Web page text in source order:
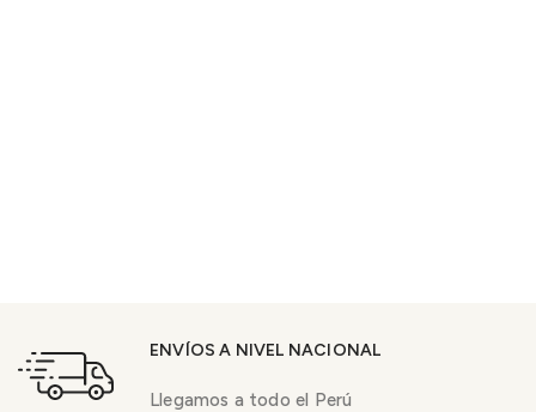
ENVÍOS A NIVEL NACIONAL
Llegamos a todo el Perú